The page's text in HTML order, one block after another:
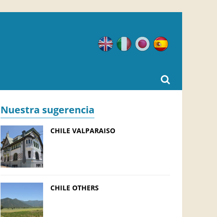
Inglés ItalianoJaponés
Nuestra sugerencia
CHILE VALPARAISO
CHILE OTHERS